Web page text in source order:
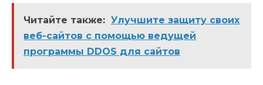
Читайте также: Улучшите защиту своих
веб-сайтов с помощью ведущей
программы DDOS для сайтов